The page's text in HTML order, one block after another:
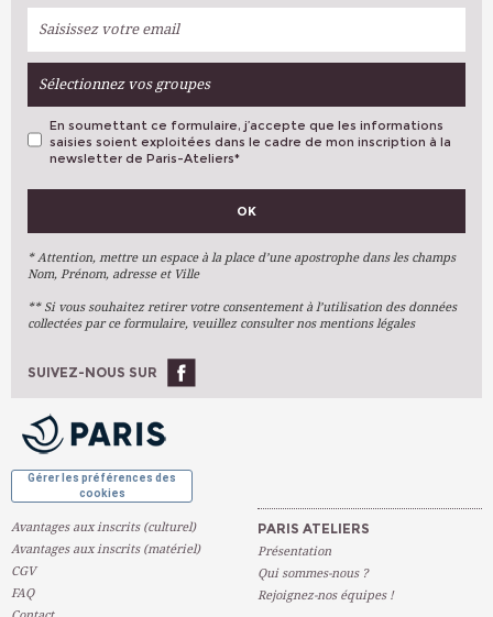
Sélectionnez vos groupes
VOS PRÉFÉRENCES
Arts Plastiques
Arts Du Texte
Arts Numériques
Ateliers À L'année
En soumettant ce formulaire, j’accepte que les informations
saisies soient exploitées dans le cadre de mon inscription à la
newsletter de Paris-Ateliers*
OK
* Attention, mettre un espace à la place d’une apostrophe dans les champs
Nom, Prénom, adresse et Ville
** Si vous souhaitez retirer votre consentement à l’utilisation des données
collectées par ce formulaire, veuillez consulter nos mentions légales
SUIVEZ-NOUS SUR
Gérer les préférences des
cookies
Avantages aux inscrits (culturel)
Avantages aux inscrits (matériel)
CGV
FAQ
PARIS ATELIERS
Présentation
Qui sommes-nous ?
Rejoignez-nos équipes !